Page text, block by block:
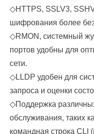
◇HTTPS, SSLV3,
шифрования более
◇RMON, системный
портов удобны для
сети.
◇LLDP удобен для
запроса и оценки
◇Поддержка
обслуживания, таких
командная строка CLI